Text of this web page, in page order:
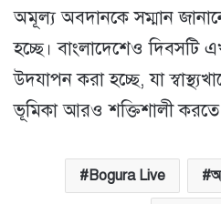
অমূল্য অবদানকে সম্মান
হচ্ছে। বাংলাদেশেও দিবসটি
উদযাপন করা হচ্ছে, যা
ভূমিকা আরও শক্তিশালী করতে
Bogura Live